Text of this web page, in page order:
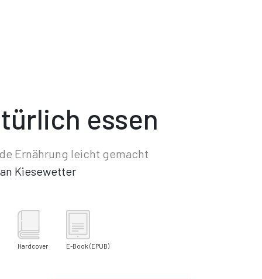
essen
Ernährung leicht gemacht
Kiesewetter
Hardcover E-Book (EPUB)